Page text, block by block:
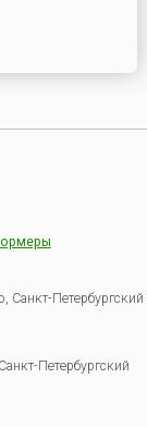
Санкт-Петербургский
Петербургский